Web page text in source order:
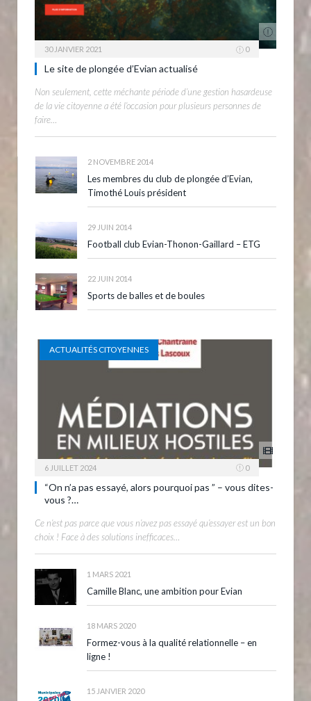
30 JANVIER 2021 0
Le site de plongée d’Evian actualisé
Non seulement, cette méchante période d’une gestion hasardeuse
de la vie citoyenne a été l’occasion pour plusieurs personnes de
faire…
2 NOVEMBRE 2014
Les membres du club de plongée d’Evian,
Timothé Louis président
29 JUIN 2014
Football club Evian-Thonon-Gaillard – ETG
22 JUIN 2014
Sports de balles et de boules
ACTUALITÉS CITOYENNES
6 JUILLET 2024 0
“On n’a pas essayé, alors pourquoi pas ” – vous dites-
vous ?…
Ce n’est pas parce que vous n’avez pas essayé qu’essayer est un bon
choix ! Face à des solutions inefficaces…
1 MARS 2021
Camille Blanc, une ambition pour Evian
18 MARS 2020
Formez-vous à la qualité relationnelle – en
ligne !
15 JANVIER 2020